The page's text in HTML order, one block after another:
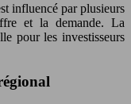
influencé par plusieurs
et la demande. La
pour les investisseurs